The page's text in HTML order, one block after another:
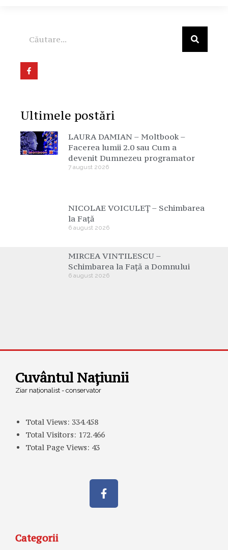
Ultimele postări
LAURA DAMIAN – Moltbook –
Facerea lumii 2.0 sau Cum a
devenit Dumnezeu programator
7 august 2026
NICOLAE VOICULEȚ – Schimbarea
la Față
6 august 2026
MIRCEA VINTILESCU –
Schimbarea la Față a Domnului
6 august 2026
Cuvântul Națiunii
Ziar naționalist - conservator
Total Views: 334.458
Total Visitors: 172.466
Total Page Views: 43
Categorii